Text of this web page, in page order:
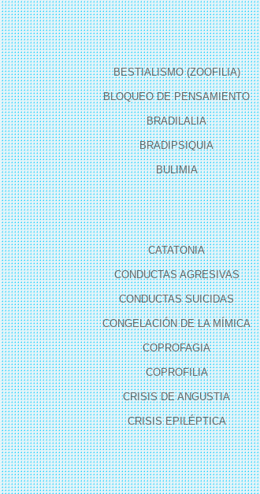
BESTIALISMO (ZOOFILIA)
BLOQUEO DE PENSAMIENTO
BRADILALIA
BRADIPSIQUIA
BULIMIA
CATATONIA
CONDUCTAS AGRESIVAS
CONDUCTAS SUICIDAS
CONGELACIÓN DE LA MÍMICA
COPROFAGIA
COPROFILIA
CRISIS DE ANGUSTIA
CRISIS EPILÉPTICA